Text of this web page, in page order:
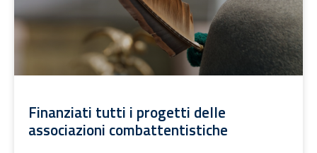
Finanziati tutti i progetti delle
associazioni combattentistiche